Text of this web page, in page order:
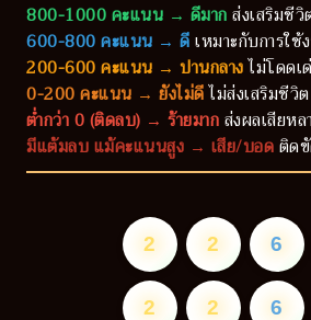
800-1000 คะแนน → ดีมากส่งเสริมชี
600-800 คะแนน → ดีเหมาะกับการใช้
200-600 คะแนน → ปานกลางไม่โดดเ
0-200 คะแนน → ยังไม่ดีไม่ส่งเสริมชีวิต
ต่ำกว่า 0 (ติดลบ) → ร้ายมากส่งผลเสียห
มีแต้มลบ แม้คะแนนสูง → เสีย/บอดติด
2 2 6
2 2 6